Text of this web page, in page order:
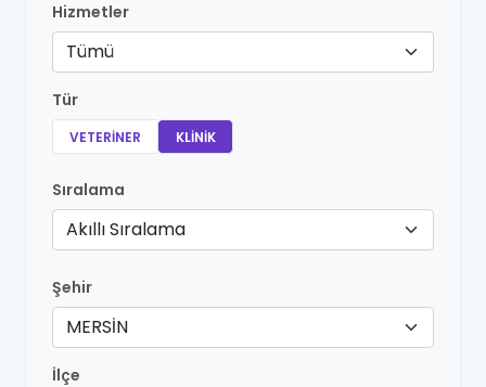
Hizmetler
Tümü
Tür
VETERINER KLINIK
Sıralama
Akıllı Sıralama
Şehir
MERSİN
İlçe